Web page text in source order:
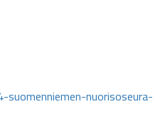
nuorisoseura-